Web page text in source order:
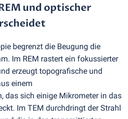
und optischer
begrenzt die Beugung die
Im REM rastert ein fokussierter
erzeugt topografische und
einem
das sich einige Mikrometer in das
Im TEM durchdringt der Strahl